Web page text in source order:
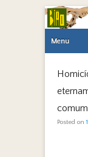
Menu
Posted on